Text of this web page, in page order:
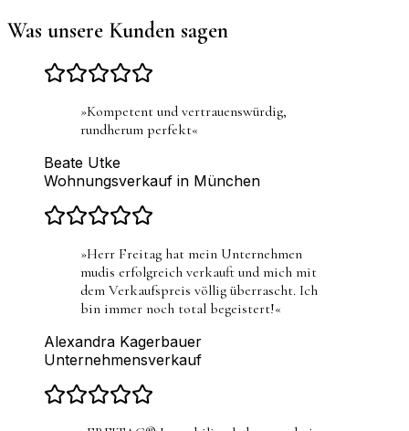
Was unsere Kunden sagen
»Kompetent und vertrauenswürdig,
rundherum perfekt«
Beate Utke
Wohnungsverkauf in München
»Herr Freitag hat mein Unternehmen
mudis erfolgreich verkauft und mich mit
dem Verkaufspreis völlig überrascht. Ich
bin immer noch total begeistert!«
Alexandra Kagerbauer
Unternehmensverkauf